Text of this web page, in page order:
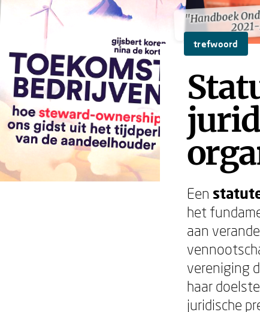
"Handboek
"Handboek
trefwoord
Een
het
aan
vereniging
haar
juridische